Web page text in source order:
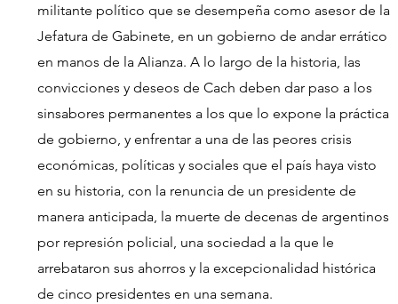
militante político que se desempeña como asesor de la
Jefatura de Gabinete, en un gobierno de andar errático
en manos de la Alianza. A lo largo de la historia, las
convicciones y deseos de Cach deben dar paso a los
sinsabores permanentes a los que lo expone la práctica
de gobierno, y enfrentar a una de las peores crisis
económicas, políticas y sociales que el país haya visto
en su historia, con la renuncia de un presidente de
manera anticipada, la muerte de decenas de argentinos
por represión policial, una sociedad a la que le
arrebataron sus ahorros y la excepcionalidad histórica
de cinco presidentes en una semana.